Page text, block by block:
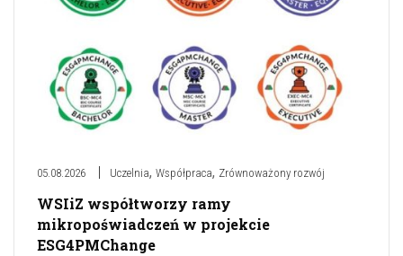
05.08.2026 Uczelnia, Współpraca, Zrównoważony rozwój
WSIiZ współtworzy ramy
mikropoświadczeń w projekcie
ESG4PMChange